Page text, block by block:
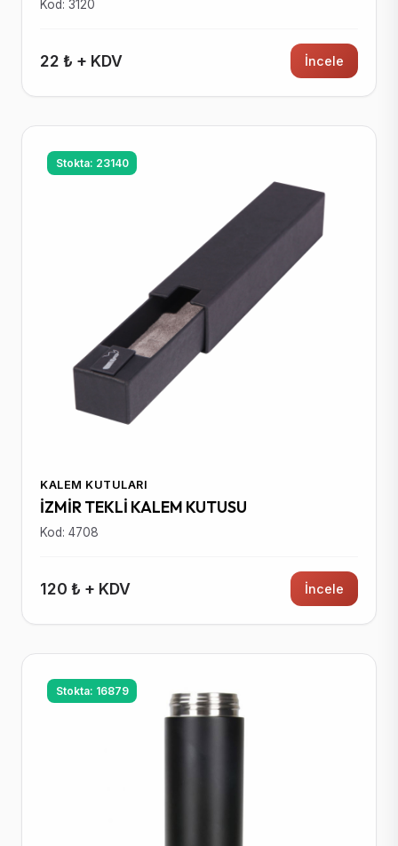
Kod: 3120
22 ₺ + KDV İncele
Stokta: 23140
KALEM KUTULARI
İZMİR TEKLİ KALEM KUTUSU
Kod: 4708
120 ₺ + KDV İncele
Stokta: 16879